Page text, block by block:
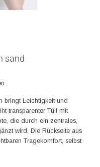
sand
bringt Leichtigkeit und
transparenter Tüll mit
die durch ein zentrales,
wird. Die Rückseite aus
Tragekomfort, selbst